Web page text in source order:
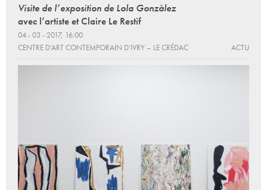
Visite de l’exposition de Lola Gonzàlez
avec l’artiste et Claire Le Restif
04 - 03 - 2017, 16:00
CENTRE D’ART CONTEMPORAIN D’IVRY – LE CRÉDAC
ACTU